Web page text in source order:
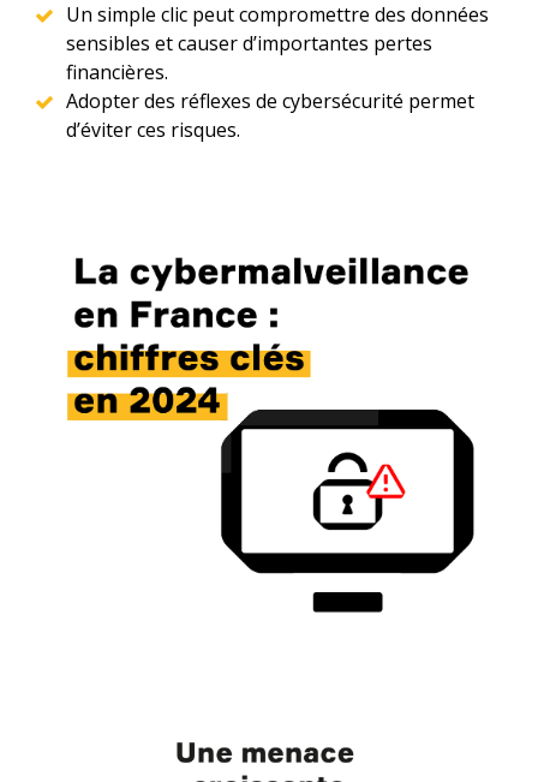
Un simple clic peut compromettre des données
sensibles et causer d’importantes pertes
financières.
Adopter des réflexes de cybersécurité permet
d’éviter ces risques.